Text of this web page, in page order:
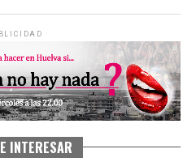
INTERESAR